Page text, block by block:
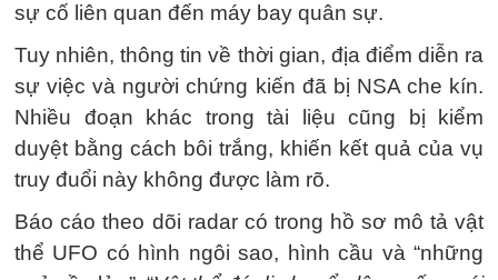
sự cố liên quan đến máy bay quân sự.
Tuy nhiên, thông tin về thời gian, địa điểm diễn ra
sự việc và người chứng kiến đã bị NSA che kín.
Nhiều đoạn khác trong tài liệu cũng bị kiểm
duyệt bằng cách bôi trắng, khiến kết quả của vụ
truy đuổi này không được làm rõ.
Báo cáo theo dõi radar có trong hồ sơ mô tả vật
thể UFO có hình ngôi sao, hình cầu và “những